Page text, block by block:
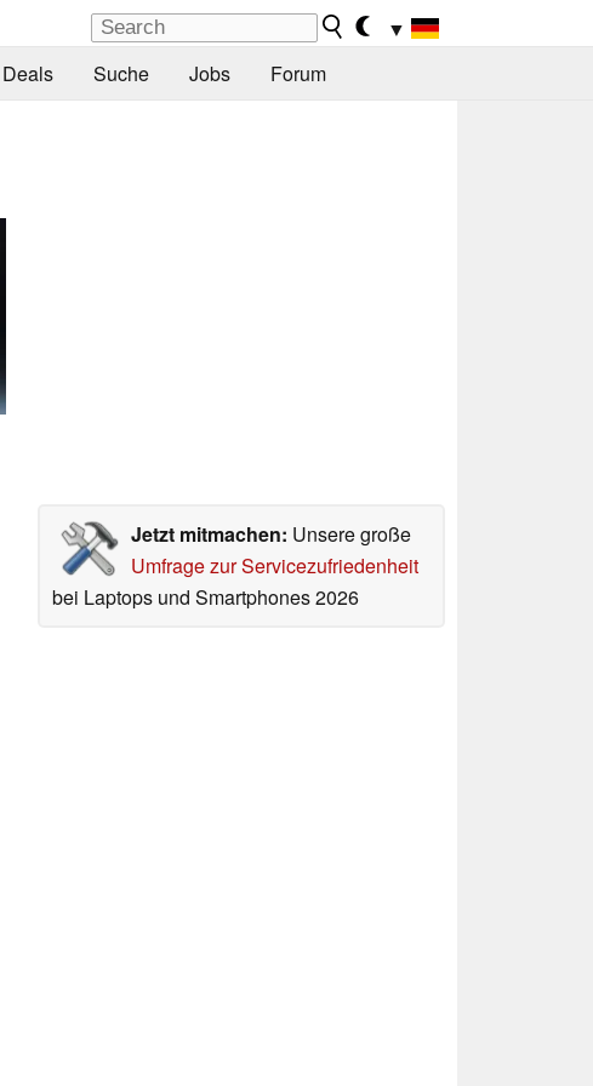
▼
Deals Suche Jobs Forum
Jetzt mitmachen: Unsere große
Umfrage zur Servicezufriedenheit
bei Laptops und Smartphones 2026